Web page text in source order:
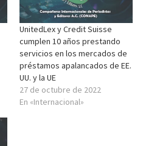
UnitedLex y Credit Suisse
cumplen 10 años prestando
servicios en los mercados de
préstamos apalancados de EE.
UU. y la UE
27 de octubre de 2022
En «Internacional»